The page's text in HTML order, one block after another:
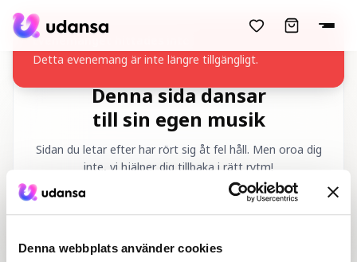
Denna webbplats använder cookies
accessibility.skipToMainContent
Evenemanget hittades inte
Detta evenemang är inte längre tillgängligt.
Denna sida dansar
till sin egen musik
Sidan du letar efter har rört sig åt fel håll. Men oroa dig
inte, vi hjälper dig tillbaka i rätt rytm!